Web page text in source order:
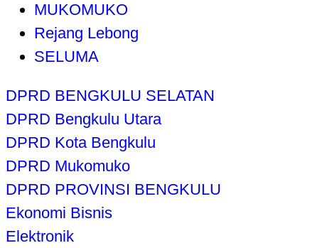
MUKOMUKO
Rejang Lebong
SELUMA
DPRD BENGKULU SELATAN
DPRD Bengkulu Utara
DPRD Kota Bengkulu
DPRD Mukomuko
DPRD PROVINSI BENGKULU
Ekonomi Bisnis
Elektronik